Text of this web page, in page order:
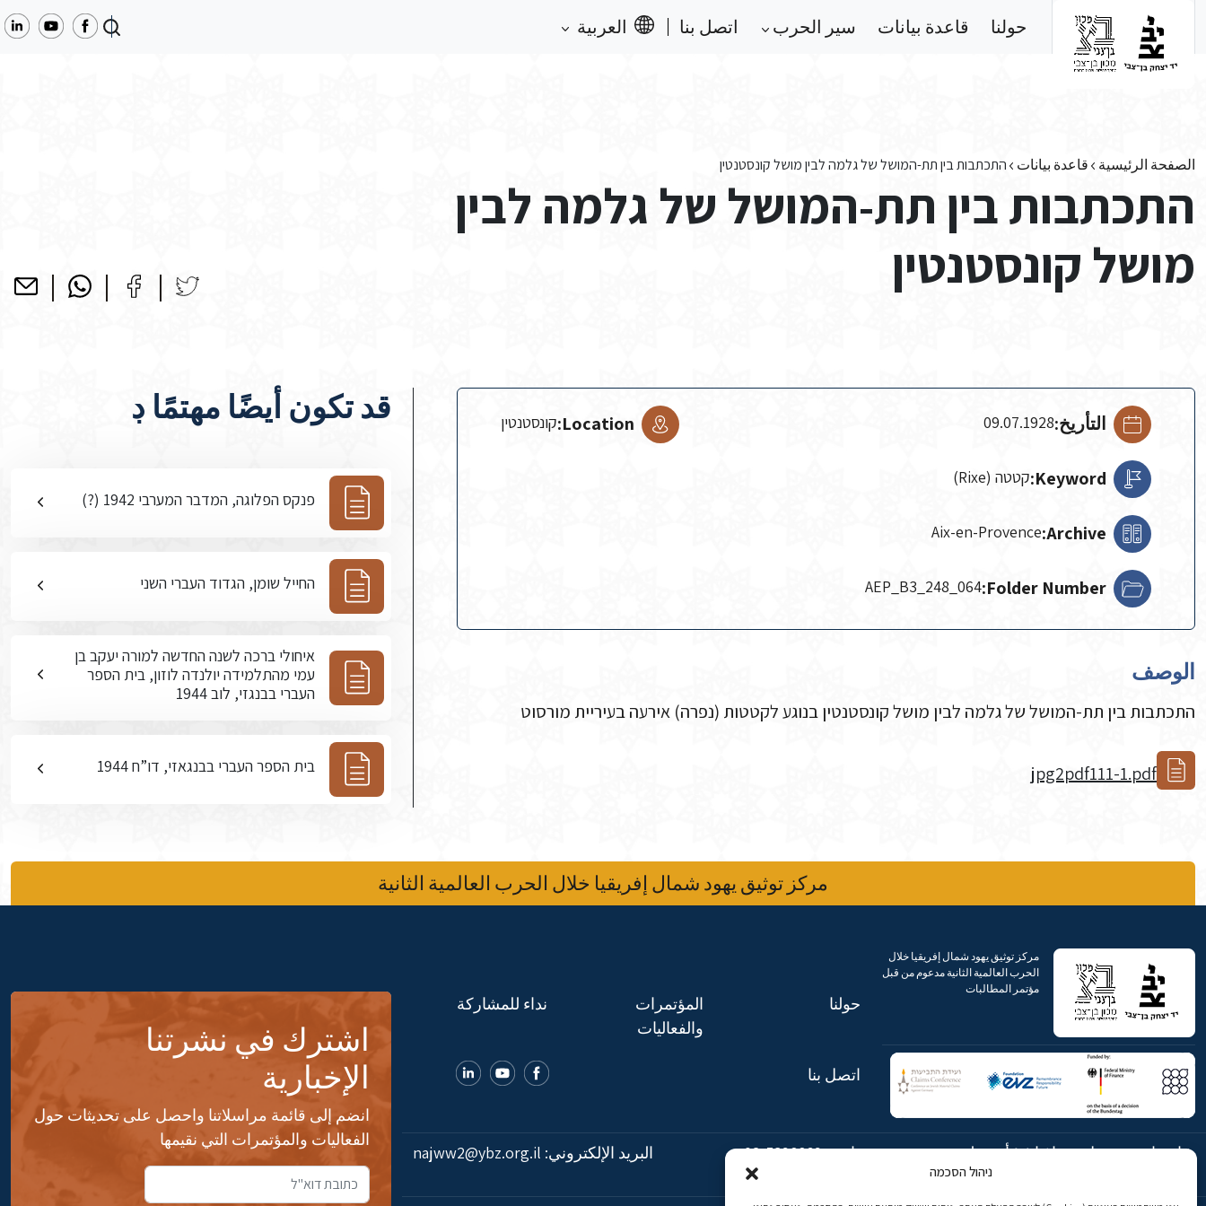
ניהול הסכמה
حولنا قاعدة بيانات سير الحرب اتصل بنا العربية
الصفحة الرئيسية قاعدة بيانات התכתבות בין תת-המושל של גלמה לבין מושל קונסטנטין
התכתבות בין תת-המושל של גלמה לבין
מושל קונסטנטין
التأريخ:09.07.1928
Location: קונסטנטין
Keyword: קטטה (Rixe)
Archive:
Aix-en-Provence
Folder Number:
AEP_B3_248_064
الوصف
התכתבות בין תת-המושל של גלמה לבין מושל קונסטנטין בנוגע לקטטות (נפרה) אירעה בעיריית מורסוט
jpg2pdf111-1.pdf
قد تكون أيضًا مهتمًا ڊ
פנקס הפלוגה, המדבר המערבי 1942 (?)
החייל שומן, הגדוד העברי השני
איחולי ברכה לשנה החדשה למורה יעקב בן
עמי מהתלמידה יולנדה לוזון, בית הספר
העברי בבנגזי, לוב 1944
בית הספר העברי בבנגאזי, דו”ח 1944
مركز توثيق يهود شمال إفريقيا خلال الحرب العالمية الثانية
مركز توثيق يهود شمال إفريقيا خلال
الحرب العالمية الثانية مدعوم من قبل
مؤتمر المطالبات
حولنا
المؤتمرات
والفعاليات
نداء للمشاركة
اتصل بنا
شارع ابن جبيرول، رحافيا ١٤ أورشليم
هاتف:02-5398869 البريد الإلكتروني: najww2@ybz.org.il
اشترك في نشرتنا
الإخبارية
انضم إلى قائمة مراسلاتنا واحصل على تحديثات حول
الفعاليات والمؤتمرات التي نقيمها